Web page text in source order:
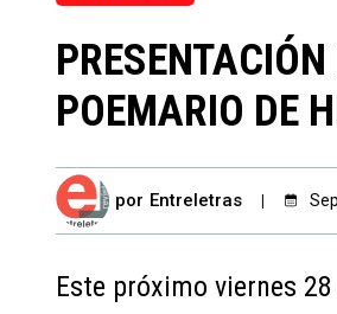
POEMARIO DE
por Entreletras
Este próximo viernes